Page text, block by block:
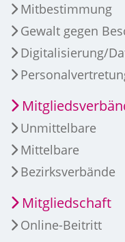
Mitbestimmung
Gewalt gegen
Digitalisierung/
Unmittelbare
Mittelbare
Bezirksverbände
Mitgliedschaft
Online-Beitritt